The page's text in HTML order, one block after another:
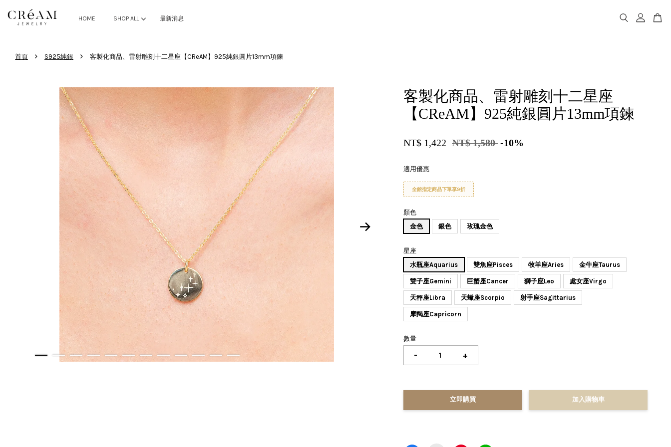
HOME SHOP ALL 最新消息
首頁 › S925純銀 › 客製化商品、雷射雕刻十二星座【CReAM】925純銀圓片13mm項鍊
客製化商品、雷射雕刻十二星座
【CReAM】925純銀圓片13mm項鍊
NT$ 1,422 NT$ 1,580 -10%
適用優惠
全館指定商品下單享9折
顏色
金色
銀色 玫瑰金色
星座
水瓶座Aquarius
雙魚座Pisces 牧羊座Aries 金牛座Taurus
雙子座Gemini 巨蟹座Cancer 獅子座Leo 處女座Virgo
天秤座Libra 天蠍座Scorpio 射手座Sagittarius
摩羯座Capricorn
數量
- +
立即購買 加入購物車
您的購物車目前還是空的。